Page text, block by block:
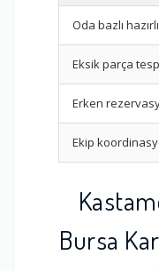
Oda bazlı
Eksik parça
Erken
Ekip
Bursa